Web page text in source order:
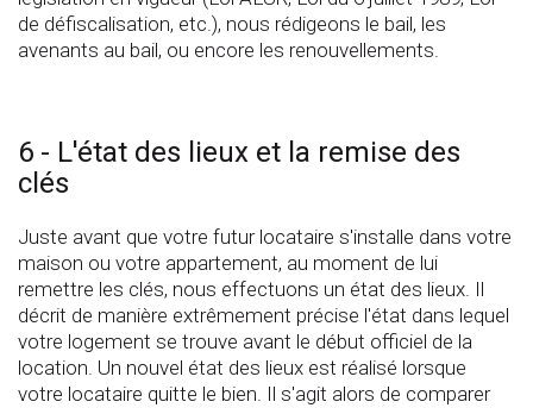
de défiscalisation, etc.), nous rédigeons le bail, les
avenants au bail, ou encore les renouvellements.
6 - L'état des lieux et la remise des
clés
Juste avant que votre futur locataire s'installe dans votre
maison ou votre appartement, au moment de lui
remettre les clés, nous effectuons un état des lieux. Il
décrit de manière extrêmement précise l'état dans lequel
votre logement se trouve avant le début officiel de la
location. Un nouvel état des lieux est réalisé lorsque
votre locataire quitte le bien. Il s'agit alors de comparer